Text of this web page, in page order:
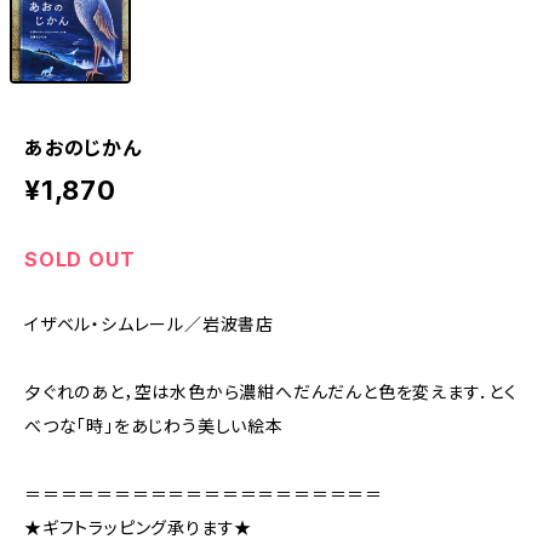
あおのじかん
¥1,870
SOLD OUT
イザベル・シムレール／岩波書店
夕ぐれのあと，空は水色から濃紺へだんだんと色を変えます．とく
べつな「時」をあじわう美しい絵本
＝＝＝＝＝＝＝＝＝＝＝＝＝＝＝＝＝＝＝＝
★ギフトラッピング承ります★